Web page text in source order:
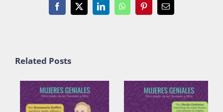
Facebook
X LinkedInWhatsAppPinterestEmail
Related Posts